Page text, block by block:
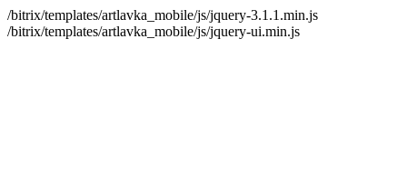
/bitrix/templates/artlavka_mobile/js/jquery-3.1.1.min.js
/bitrix/templates/artlavka_mobile/js/jquery-ui.min.js